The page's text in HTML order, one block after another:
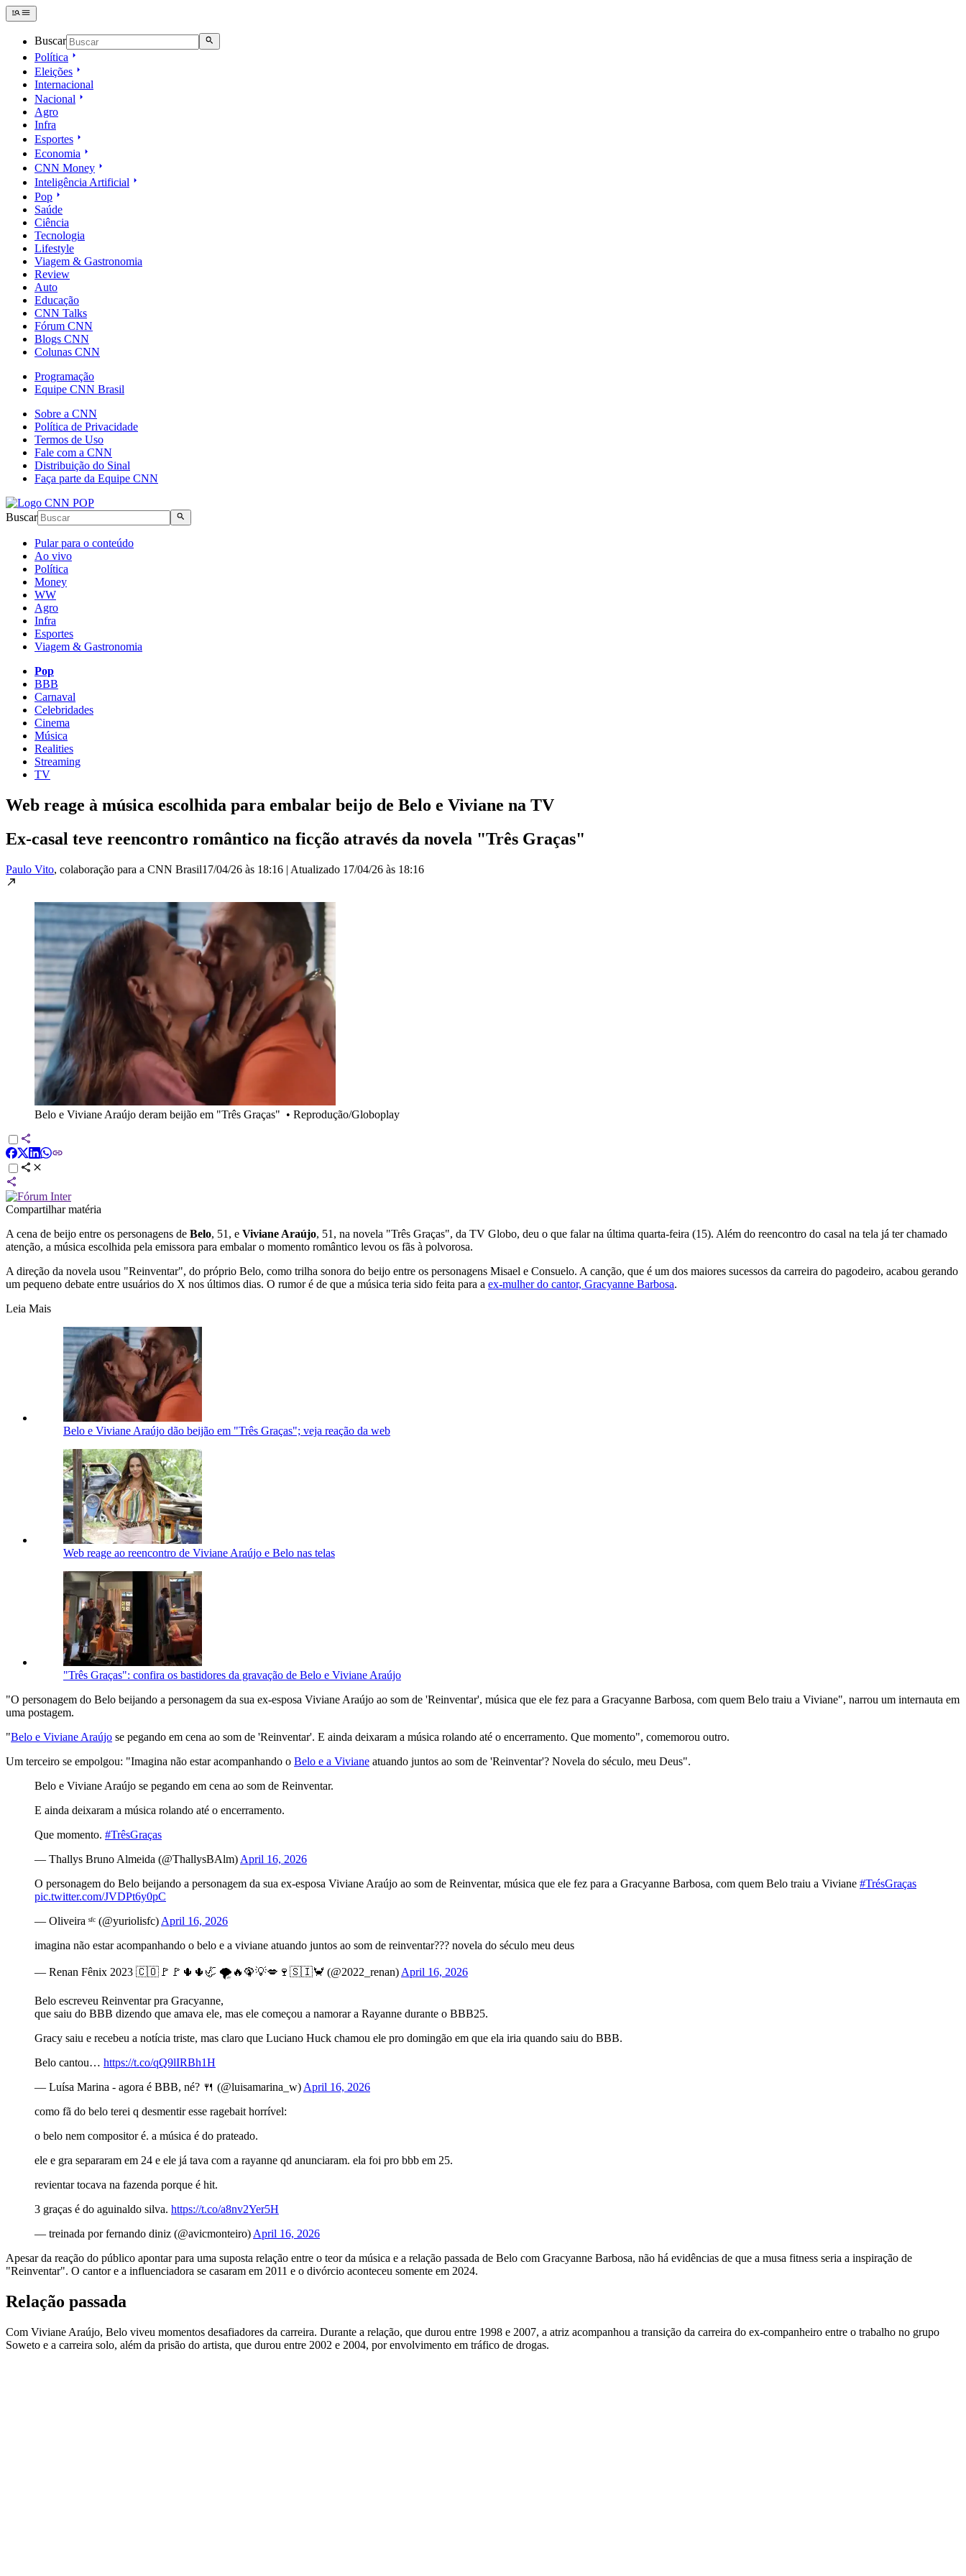
Buscar
Política
Eleições
Internacional
Nacional
Agro
Infra
Esportes
Economia
CNN Money
Inteligência Artificial
Pop
Saúde
Ciência
Tecnologia
Lifestyle
Viagem & Gastronomia
Review
Auto
Educação
CNN Talks
Fórum CNN
Blogs CNN
Colunas CNN
Programação
Equipe CNN Brasil
Sobre a CNN
Política de Privacidade
Termos de Uso
Fale com a CNN
Distribuição do Sinal
Faça parte da Equipe CNN
Buscar
Pular para o conteúdo
Ao vivo
Política
Money
WW
Agro
Infra
Esportes
Viagem & Gastronomia
Pop
BBB
Carnaval
Celebridades
Cinema
Música
Realities
Streaming
TV
Web reage à música escolhida para embalar beijo de Belo e Viviane na TV
Ex-casal teve reencontro romântico na ficção através da novela "Três Graças"
Paulo Vito, colaboração para a CNN Brasil17/04/26 às 18:16 | Atualizado 17/04/26 às 18:16
Belo e Viviane Araújo deram beijão em "Três Graças" • Reprodução/Globoplay
Compartilhar matéria
A cena de beijo entre os personagens de Belo, 51, e Viviane Araújo, 51, na novela "Três Graças", da TV Globo, deu o que falar na última quarta-feira (15). Além do reencontro do casal na tela já ter chamado
atenção, a música escolhida pela emissora para embalar o momento romântico levou os fãs à polvorosa.
A direção da novela usou "Reinventar", do próprio Belo, como trilha sonora do beijo entre os personagens Misael e Consuelo. A canção, que é um dos maiores sucessos da carreira do pagodeiro, acabou gerando
um pequeno debate entre usuários do X nos últimos dias. O rumor é de que a música teria sido feita para a ex-mulher do cantor, Gracyanne Barbosa.
Leia Mais
Belo e Viviane Araújo dão beijão em "Três Graças"; veja reação da web
Web reage ao reencontro de Viviane Araújo e Belo nas telas
"Três Graças": confira os bastidores da gravação de Belo e Viviane Araújo
"O personagem do Belo beijando a personagem da sua ex-esposa Viviane Araújo ao som de 'Reinventar', música que ele fez para a Gracyanne Barbosa, com quem Belo traiu a Viviane", narrou um internauta em
uma postagem.
"Belo e Viviane Araújo se pegando em cena ao som de 'Reinventar'. E ainda deixaram a música rolando até o encerramento. Que momento", comemorou outro.
Um terceiro se empolgou: "Imagina não estar acompanhando o Belo e a Viviane atuando juntos ao som de 'Reinventar'? Novela do século, meu Deus".
Belo e Viviane Araújo se pegando em cena ao som de Reinventar.
E ainda deixaram a música rolando até o encerramento.
Que momento. #TrêsGraças
— Thallys Bruno Almeida (@ThallysBAlm) April 16, 2026
O personagem do Belo beijando a personagem da sua ex-esposa Viviane Araújo ao som de Reinventar, música que ele fez para a Gracyanne Barbosa, com quem Belo traiu a Viviane #TrésGraças
pic.twitter.com/JVDPt6y0pC
— Oliveira ˢᶠᶜ (@yuriolisfc) April 16, 2026
imagina não estar acompanhando o belo e a viviane atuando juntos ao som de reinventar??? novela do século meu deus
— Renan Fênix 2023 🇨🇴🚩🚩🌵🌵🦏 🌪🔥🦚💡💋🍷🇸🇮🦀 (@2022_renan) April 16, 2026
Belo escreveu Reinventar pra Gracyanne,
que saiu do BBB dizendo que amava ele, mas ele começou a namorar a Rayanne durante o BBB25.
Gracy saiu e recebeu a notícia triste, mas claro que Luciano Huck chamou ele pro domingão em que ela iria quando saiu do BBB.
Belo cantou… https://t.co/qQ9lIRBh1H
— Luísa Marina - agora é BBB, né? 🍴 (@luisamarina_w) April 16, 2026
como fã do belo terei q desmentir esse ragebait horrível:
o belo nem compositor é. a música é do prateado.
ele e gra separaram em 24 e ele já tava com a rayanne qd anunciaram. ela foi pro bbb em 25.
revientar tocava na fazenda porque é hit.
3 graças é do aguinaldo silva. https://t.co/a8nv2Yer5H
— treinada por fernando diniz (@avicmonteiro) April 16, 2026
Apesar da reação do público apontar para uma suposta relação entre o teor da música e a relação passada de Belo com Gracyanne Barbosa, não há evidências de que a musa fitness seria a inspiração de
"Reinventar". O cantor e a influenciadora se casaram em 2011 e o divórcio aconteceu somente em 2024.
Relação passada
Com Viviane Araújo, Belo viveu momentos desafiadores da carreira. Durante a relação, que durou entre 1998 e 2007, a atriz acompanhou a transição da carreira do ex-companheiro entre o trabalho no grupo
Soweto e a carreira solo, além da prisão do artista, que durou entre 2002 e 2004, por envolvimento em tráfico de drogas.